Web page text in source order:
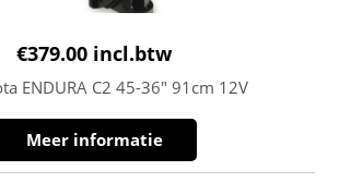
€379.00 incl.btw
ENDURA C2 45-36″ 91cm 12V
Meer informatie